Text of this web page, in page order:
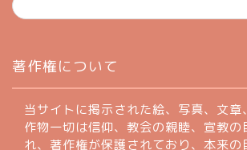
著作権について
当サイトに掲示された絵、写真、文章
作物一切は信仰、教会の親睦、宣教の
れ、著作権が保護されており、本来の